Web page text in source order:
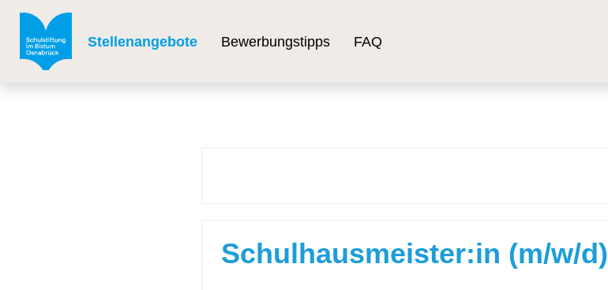
Stellenangebote Bewerbungstipps FAQ
Schulhausmeister:in (m/w/d)